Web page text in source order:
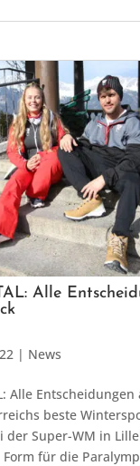
Alle
| News
Alle
beste
der Super-WM in
Form für die